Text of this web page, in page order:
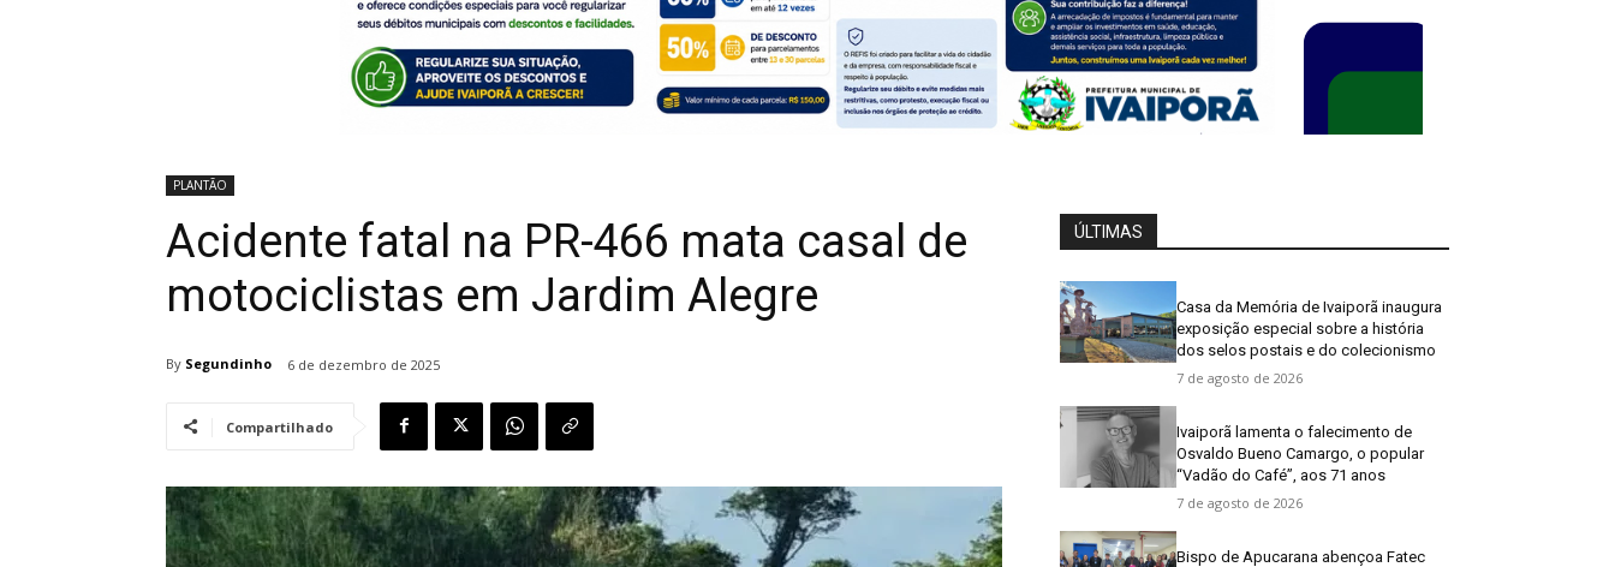
PLANTÃO
Acidente fatal na PR-466 mata casal de
motociclistas em Jardim Alegre
By Segundinho 6 de dezembro de 2025
Compartilhado
ÚLTIMAS
Casa da Memória de Ivaiporã inaugura
exposição especial sobre a história
dos selos postais e do colecionismo
7 de agosto de 2026
Ivaiporã lamenta o falecimento de
Osvaldo Bueno Camargo, o popular
“Vadão do Café”, aos 71 anos
7 de agosto de 2026
Bispo de Apucarana abençoa Fatec